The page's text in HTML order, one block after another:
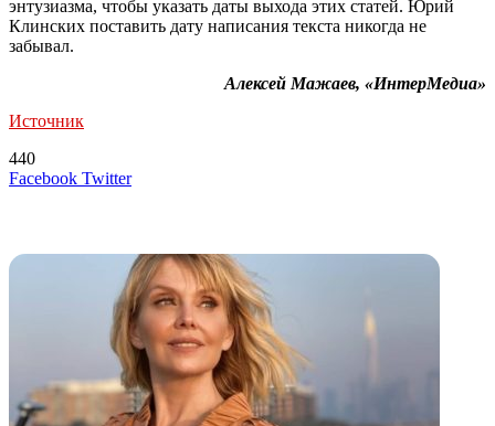
энтузиазма, чтобы указать даты выхода этих статей. Юрий
Клинских поставить дату написания текста никогда не
забывал.
Алексей Мажаев, «ИнтерМедиа»
Источник
440
Facebook TwitterLinkedIn
Tumblr
Reddit
Вконтакте
Одноклассники
Skype
Messenger
Messenger
WhatsApp
Telegram
Viber
Line
Поделиться
Печатать